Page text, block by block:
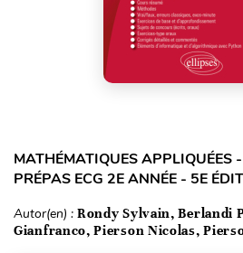
MATHÉMATIQUES APPLIQUÉES
PRÉPAS ECG 2E ANNÉE - 5E
Autor(en) : Rondy Sylvain, Berlandi
Gianfranco, Pierson Nicolas,